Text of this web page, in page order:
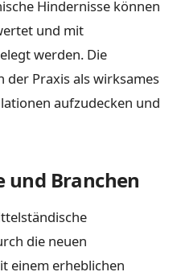
Hindernisse können
und mit
werden. Die
der Praxis als wirksames
aufzudecken und
und Branchen
die neuen
einem erheblichen